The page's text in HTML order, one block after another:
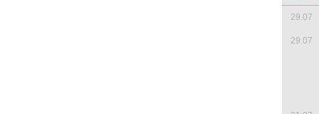
29.07
29.07